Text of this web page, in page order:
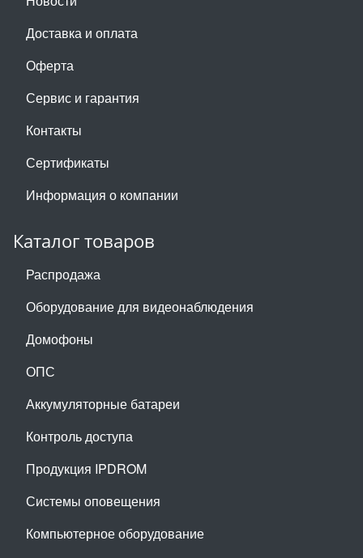
Доставка и оплата
Оферта
Сервис и гарантия
Контакты
Сертификаты
Информация о компании
Каталог товаров
Распродажа
Оборудование для видеонаблюдения
Домофоны
ОПС
Аккумуляторные батареи
Контроль доступа
Продукция IPDROM
Системы оповещения
Компьютерное оборудование